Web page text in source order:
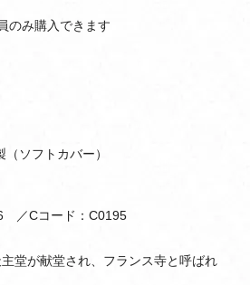
のみ購入できます
ソフトカバー）
／Cコード：C0195
堂が献堂され、フランス寺と呼ばれ